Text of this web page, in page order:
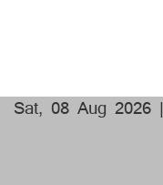
Sat, 08 Aug 2026 |